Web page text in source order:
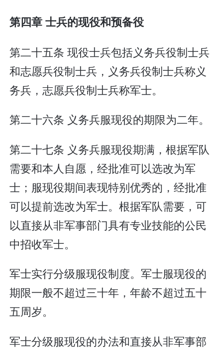
第四章 士兵的现役和预备役
第二十五条 现役士兵包括义务兵役制士兵
和志愿兵役制士兵，义务兵役制士兵称义
务兵，志愿兵役制士兵称军士。
第二十六条 义务兵服现役的期限为二年。
第二十七条 义务兵服现役期满，根据军队
需要和本人自愿，经批准可以选改为军
士；服现役期间表现特别优秀的，经批准
可以提前选改为军士。根据军队需要，可
以直接从非军事部门具有专业技能的公民
中招收军士。
军士实行分级服现役制度。军士服现役的
期限一般不超过三十年，年龄不超过五十
五周岁。
军士分级服现役的办法和直接从非军事部